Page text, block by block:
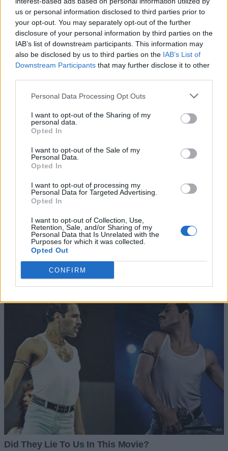
us or personal information disclosed to third parties prior to
your opt-out. You may separately opt-out of the further
disclosure of your personal information by third parties on the
IAB’s list of downstream participants. This information may
also be disclosed by us to third parties on the IAB’s List of
Downstream Participants that may further disclose it to other
Personal Data Processing Opt Outs
I want to opt-out of the Sharing of my
personal data.
Opted In
I want to opt-out of the Sale of my
Personal Data.
Opted In
I want to opt-out of processing my
Personal Data for Targeted Advertising.
Opted In
I want to opt-out of Collection, Use,
Retention, Sale, and/or Sharing of my
Personal Data that Is Unrelated with the
Purposes for which it was collected.
Opted Out
CONFIRM